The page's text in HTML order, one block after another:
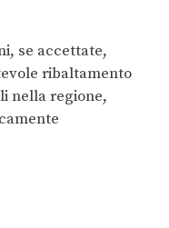
se accettate,
ribaltamento
nella regione,